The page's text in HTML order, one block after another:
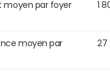
moyen par foyer
1
moyen par
27